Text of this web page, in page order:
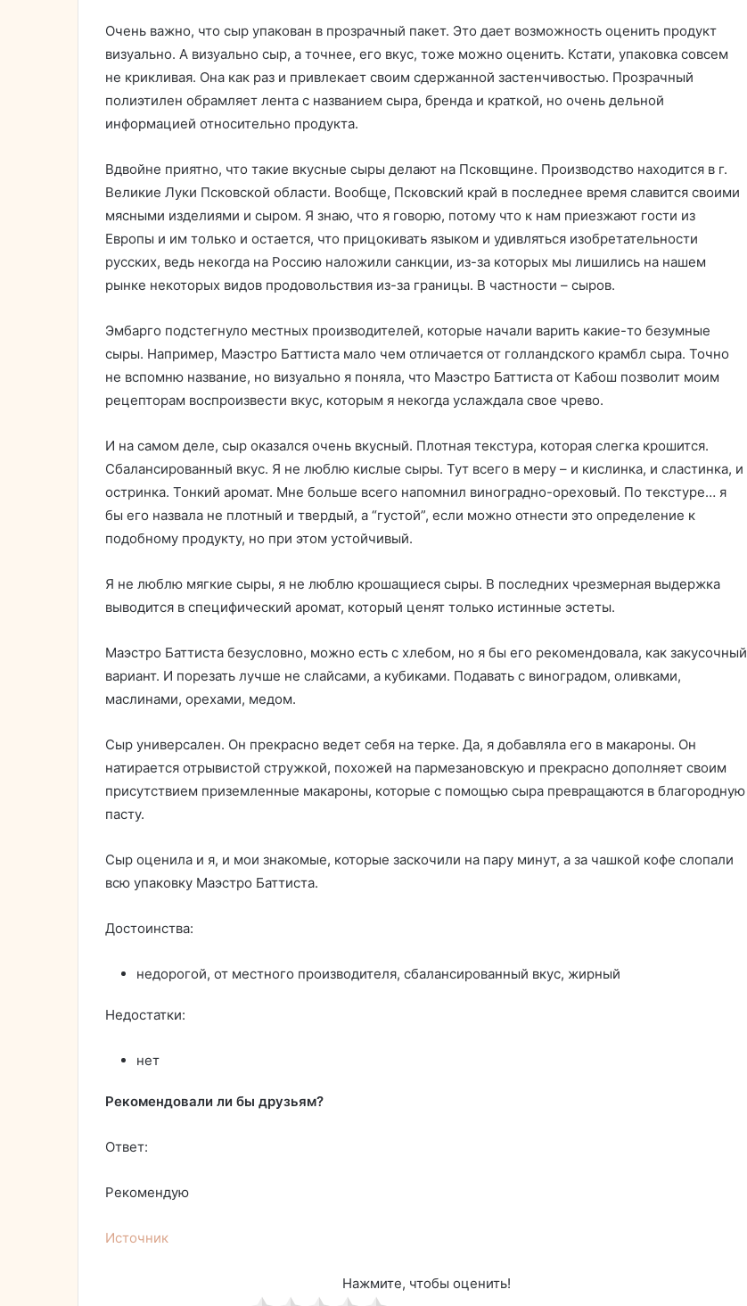
Очень важно, что сыр упакован в прозрачный пакет. Это дает возможность оценить продукт
визуально. А визуально сыр, а точнее, его вкус, тоже можно оценить. Кстати, упаковка совсем
не крикливая. Она как раз и привлекает своим сдержанной застенчивостью. Прозрачный
полиэтилен обрамляет лента с названием сыра, бренда и краткой, но очень дельной
информацией относительно продукта.
Вдвойне приятно, что такие вкусные сыры делают на Псковщине. Производство находится в г.
Великие Луки Псковской области. Вообще, Псковский край в последнее время славится своими
мясными изделиями и сыром. Я знаю, что я говорю, потому что к нам приезжают гости из
Европы и им только и остается, что прицокивать языком и удивляться изобретательности
русских, ведь некогда на Россию наложили санкции, из-за которых мы лишились на нашем
рынке некоторых видов продовольствия из-за границы. В частности – сыров.
Эмбарго подстегнуло местных производителей, которые начали варить какие-то безумные
сыры. Например, Маэстро Баттиста мало чем отличается от голландского крамбл сыра. Точно
не вспомню название, но визуально я поняла, что Маэстро Баттиста от Кабош позволит моим
рецепторам воспроизвести вкус, которым я некогда услаждала свое чрево.
И на самом деле, сыр оказался очень вкусный. Плотная текстура, которая слегка крошится.
Сбалансированный вкус. Я не люблю кислые сыры. Тут всего в меру – и кислинка, и сластинка, и
остринка. Тонкий аромат. Мне больше всего напомнил виноградно-ореховый. По текстуре… я
бы его назвала не плотный и твердый, а “густой”, если можно отнести это определение к
подобному продукту, но при этом устойчивый.
Я не люблю мягкие сыры, я не люблю крошащиеся сыры. В последних чрезмерная выдержка
выводится в специфический аромат, который ценят только истинные эстеты.
Маэстро Баттиста безусловно, можно есть с хлебом, но я бы его рекомендовала, как закусочный
вариант. И порезать лучше не слайсами, а кубиками. Подавать с виноградом, оливками,
маслинами, орехами, медом.
Сыр универсален. Он прекрасно ведет себя на терке. Да, я добавляла его в макароны. Он
натирается отрывистой стружкой, похожей на пармезановскую и прекрасно дополняет своим
присутствием приземленные макароны, которые с помощью сыра превращаются в благородную
пасту.
Сыр оценила и я, и мои знакомые, которые заскочили на пару минут, а за чашкой кофе слопали
всю упаковку Маэстро Баттиста.
Достоинства:
недорогой, от местного производителя, сбалансированный вкус, жирный
Недостатки:
нет
Рекомендовали ли бы друзьям?
Ответ:
Рекомендую
Источник
Нажмите, чтобы оценить!